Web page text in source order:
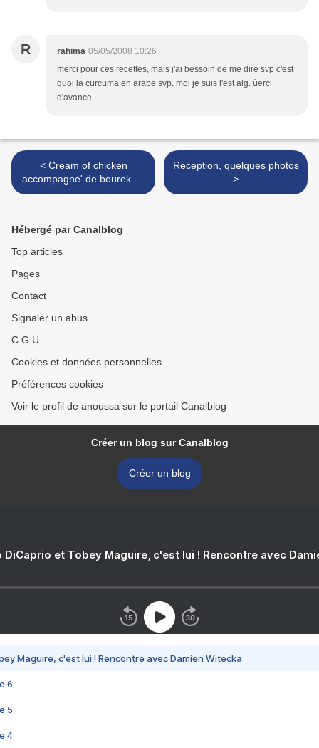
R rahima 05/05/2008 10:26
merci pour ces recettes, mais j'ai bessoin de me dire svp c'est
quoi la curcuma en arabe svp. moi je suis l'est alg. ùerci
d'avance.
< Cream of chicken
accompagne' de bourek au
fromage
Reception, quelques photos
>
Hébergé par Canalblog
Top articles
Pages
Contact
Signaler un abus
C.G.U.
Cookies et données personnelles
Préférences cookies
Voir le profil de anoussa sur le portail Canalblog
Créer un blog sur Canalblog
Créer un blog
DiCaprio et Tobey Maguire, c'est lui ! Rencontre avec
Maguire, c'est lui ! Rencontre avec Damien Witecka
6
5
4